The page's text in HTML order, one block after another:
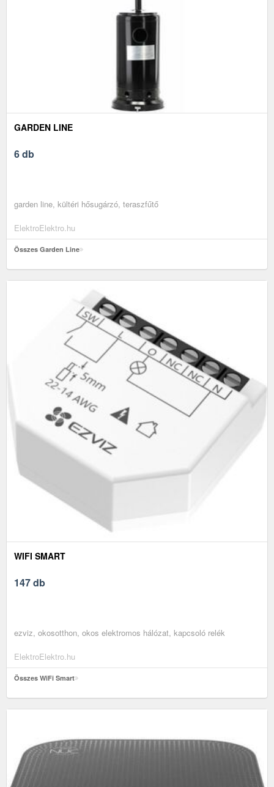
GARDEN LINE
6 db
garden line, kültéri hősugárzó, teraszfűtő
ElektroElektro.hu
Összes Garden Line
WIFI SMART
147 db
ezviz, okosotthon, okos elektromos hálózat, kapcsoló relék
ElektroElektro.hu
Összes WiFi Smart